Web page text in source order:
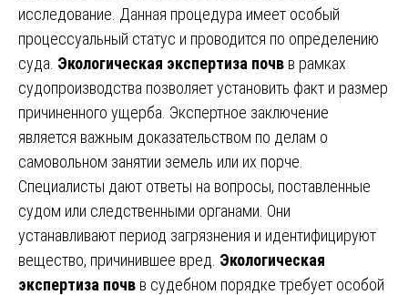
исследование. Данная процедура имеет особый
процессуальный статус и проводится по определению
суда. Экологическая экспертиза почв в рамках
судопроизводства позволяет установить факт и размер
причиненного ущерба. Экспертное заключение
является важным доказательством по делам о
самовольном занятии земель или их порче.
Специалисты дают ответы на вопросы, поставленные
судом или следственными органами. Они
устанавливают период загрязнения и идентифицируют
вещество, причинившее вред. Экологическая
экспертиза почв в судебном порядке требует особой